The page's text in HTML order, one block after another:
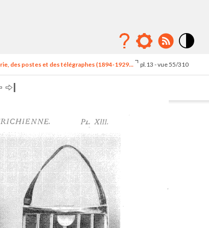
élévé
des postes et des télégraphes (1894-1929... pl.13 - vue 55/310